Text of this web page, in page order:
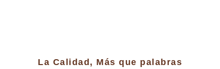
La Calidad, Más que palabras